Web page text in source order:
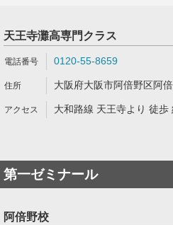
天王寺灘高専門クラス
0120-55-8659
大阪府大阪市阿倍野区阿
大和路線 天王寺より 徒歩
第一ゼミナール
阿倍野校